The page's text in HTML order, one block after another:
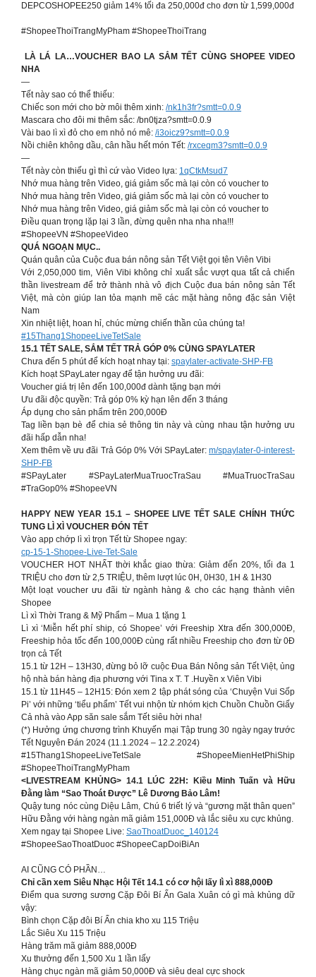
DEPCOSHOPEE250 giảm 14% tối đa 250,000đ cho đơn từ 1,599,000đ
#ShopeeThoiTrangMyPham #ShopeeThoiTrang
LÀ LÁ LA…VOUCHER BAO LA SẮM TẾT CÙNG SHOPEE VIDEO
NHA
—
Tết này sao có thể thiếu:
Chiếc son mới cho bờ môi thêm xinh: /nk1h3fr?smtt=0.0.9
Mascara cho đôi mi thêm sắc: /bn0tjza?smtt=0.0.9
Vài bao lì xì đỏ cho em nhỏ nó mê: /i3oicz9?smtt=0.0.9
Nồi chiên không dầu, cân hầu hết món Tết: /rxceqm3?smtt=0.0.9
—
Tết này còn thiếu gì thì cứ vào Video lựa: 1qCtkMsud7
Nhớ mua hàng trên Video, giá giảm sốc mà lại còn có voucher to
Nhớ mua hàng trên Video, giá giảm sốc mà lại còn có voucher to
Nhớ mua hàng trên Video, giá giảm sốc mà lại còn có voucher to
Điều quan trọng lặp lại 3 lần, đừng quên nha nha nha!!!
#ShopeeVN #ShopeeVideo
QUÁ NGOẠN MỤC..
Quán quân của Cuộc đua bán nông sản Tết Việt gọi tên Viên Vibi ️
Với 2,050,000 tim, Viên Vibi không chỉ xuất sắc vượt qua tất cả chiến
thần livestream để trở thành nhà vô địch Cuộc đua bán nông sản Tết
Việt, mà còn giúp lan tỏa mạnh mẽ các mặt hàng nông đặc sản Việt
Nam
Xin nhiệt liệt, hoan hỉ, chúc mừng chiến thần của chúng ta!
#15Thang1ShopeeLiveTetSale
15.1 TẾT SALE, SẮM TẾT TRẢ GÓP 0% CÙNG SPAYLATER
Chưa đến 5 phút để kích hoạt nhay tại: spaylater-activate-SHP-FB
Kích hoạt SPayLater ngay để tận hưởng ưu đãi:
Voucher giá trị lên đến 100,000đ dành tặng bạn mới
Ưu đãi độc quyền: Trả góp 0% kỳ hạn lên đến 3 tháng
Áp dụng cho sản phẩm trên 200,000Đ
Tag liền bạn bè để chia sẻ thông tin này và cùng nhau tận hưởng ưu
đãi hấp dẫn nha!
Xem thêm về ưu đãi Trả Góp 0% Với SPayLater: m/spaylater-0-interest-
SHP-FB
#SPayLater #SPayLaterMuaTruocTraSau #MuaTruocTraSau
#TraGop0% #ShopeeVN
HAPPY NEW YEAR 15.1 – SHOPEE LIVE TẾT SALE CHÍNH THỨC
TUNG LÌ XÌ VOUCHER ĐÓN TẾT
Vào app chớp lì xì trọn Tết từ Shopee ngay:
cp-15-1-Shopee-Live-Tet-Sale
VOUCHER HOT NHẤT thời khắc giao thừa: Giảm đến 20%, tối đa 1
TRIỆU cho đơn từ 2,5 TRIỆU, thêm lượt lúc 0H, 0H30, 1H & 1H30
Một loạt voucher ưu đãi từ ngành hàng & cho các hạng thành viên
Shopee
Lì xì Thời Trang & Mỹ Phẩm – Mua 1 tặng 1
Lì xì ‘Miễn hết phí ship, có Shopee’ với Freeship Xtra đến 300,000Đ,
Freeship hỏa tốc đến 100,000Đ cùng rất nhiều Freeship cho đơn từ 0Đ
trọn cả Tết
15.1 từ 12H – 13H30, đừng bỏ lỡ cuộc Đua Bán Nông sản Tết Việt, ủng
hộ nhà bán hàng địa phương với Tina x T. T .Huyền x Viên Vibi
15.1 từ 11H45 – 12H15: Đón xem 2 tập phát sóng của ‘Chuyện Vui Sốp
Pi’ với những ‘tiểu phẩm’ Tết vui nhộn từ nhóm kịch Chuồn Chuồn Giấy
Cả nhà vào App săn sale sắm Tết siêu hời nha!
(*) Hưởng ứng chương trình Khuyến mại Tập trung 30 ngày ngay trước
Tết Nguyên Đán 2024 (11.1.2024 – 12.2.2024)
#15Thang1ShopeeLiveTetSale #ShopeeMienHetPhiShip
#ShopeeThoiTrangMyPham
<LIVESTREAM KHỦNG> 14.1 LÚC 22H: Kiều Minh Tuấn và Hữu
Đằng làm “Sao Thoát Được” Lê Dương Bảo Lâm!
Quậy tung nóc cùng Diệu Lâm, Chú 6 triết lý và “gương mặt thân quen”
Hữu Đằng với hàng ngàn mã giảm 151,000Đ và lắc siêu xu cực khủng.
Xem ngay tại Shopee Live: SaoThoatDuoc_140124
#ShopeeSaoThoatDuoc #ShopeeCapDoiBiAn
AI CŨNG CÓ PHẦN…
Chỉ cần xem Siêu Nhạc Hội Tết 14.1 có cơ hội lấy lì xì 888,000Đ
Điểm qua sương sương Cặp Đôi Bí Ẩn Gala Xuân có gì mà khủng dữ
vậy:
Bình chọn Cặp đôi Bí Ẩn chia kho xu 115 Triệu
Lắc Siêu Xu 115 Triệu
Hàng trăm mã giảm 888,000Đ
Xu thưởng đến 1,500 Xu 1 lần lấy
Hàng chục ngàn mã giảm 50,000Đ và siêu deal cực shock